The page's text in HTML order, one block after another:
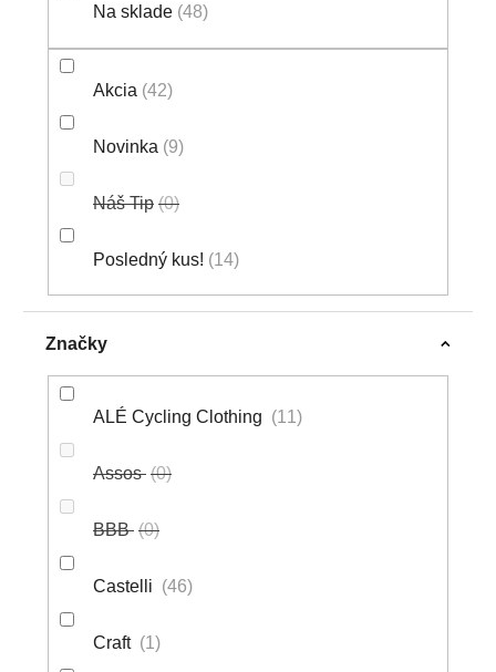
Na sklade 48
Akcia 42
Novinka 9
Náš Tip 0
Posledný kus! 14
Značky
ALÉ Cycling Clothing 11
Assos 0
BBB 0
Castelli 46
Craft 1